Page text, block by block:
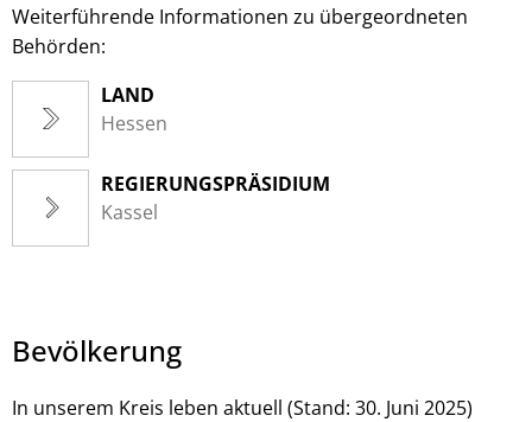
Weiterführende Informationen zu übergeordneten
Behörden:
LAND
Hessen
REGIERUNGSPRÄSIDIUM
Kassel
Bevölkerung
In unserem Kreis leben aktuell (Stand: 30. Juni 2025)